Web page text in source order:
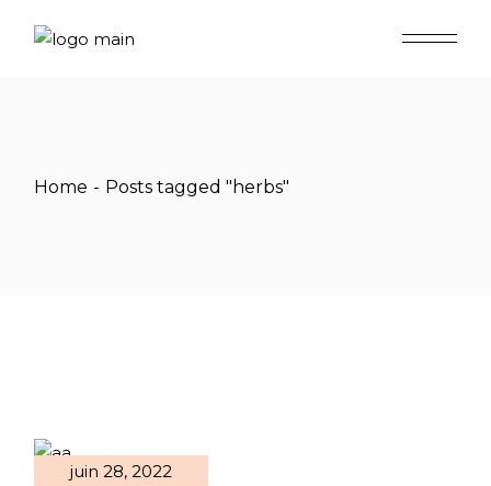
Home Posts tagged "herbs"
juin 28, 2022